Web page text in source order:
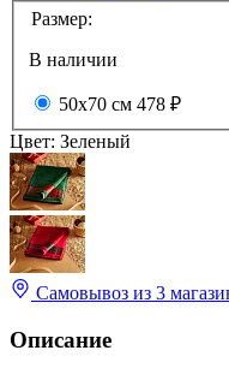
Размер:
В наличии
50x70 см 478 ₽
Цвет: Зеленый
Самовывоз из 3
Описание